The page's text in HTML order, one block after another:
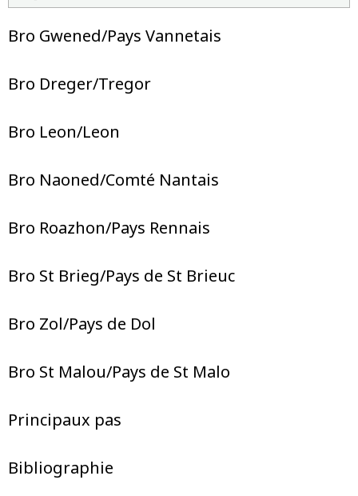
Bro Gwened/Pays Vannetais
Bro Dreger/Tregor
Bro Leon/Leon
Bro Naoned/Comté Nantais
Bro Roazhon/Pays Rennais
Bro St Brieg/Pays de St Brieuc
Bro Zol/Pays de Dol
Bro St Malou/Pays de St Malo
Principaux pas
Bibliographie